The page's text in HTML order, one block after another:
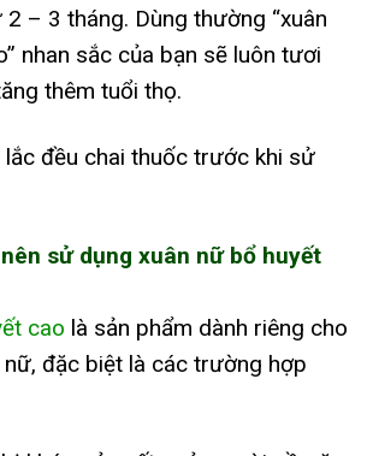
– 3 tháng. Dùng thường “xuân
nhan sắc của bạn sẽ luôn tươi
thêm tuổi thọ.
lắc đều chai thuốc trước khi sử
sử dụng xuân nữ bổ huyết
cao là sản phẩm dành riêng cho
đặc biệt là các trường hợp